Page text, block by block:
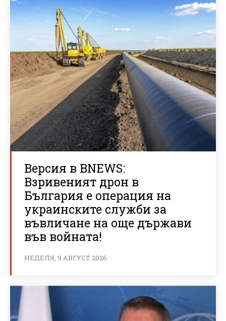
Версия в BNEWS:
Взривеният дрон в
България е операция на
украинските служби за
въвличане на още държави
във войната!
НЕДЕЛЯ, 9 АВГУСТ 2026